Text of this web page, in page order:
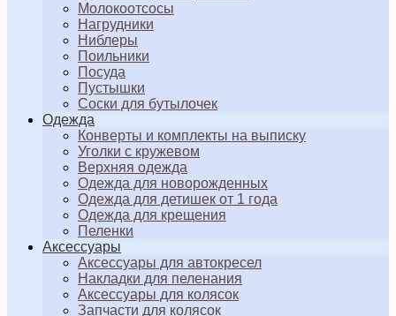
Молокоотсосы
Нагрудники
Ниблеры
Поильники
Посуда
Пустышки
Соски для бутылочек
Одежда
Конверты и комплекты на выписку
Уголки с кружевом
Верхняя одежда
Одежда для новорожденных
Одежда для детишек от 1 года
Одежда для крещения
Пеленки
Аксессуары
Аксессуары для автокресел
Накладки для пеленания
Аксессуары для колясок
Запчасти для колясок